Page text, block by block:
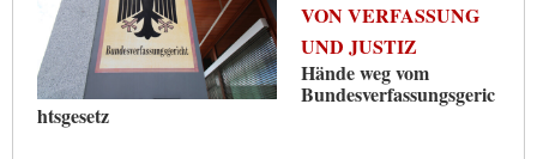
VON VERFASSUNG
UND JUSTIZ
Hände weg vom
Bundesverfassungsgeric
htsgesetz